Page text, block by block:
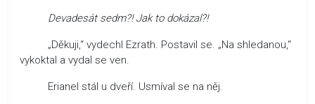
Devadesát sedm?! Jak to dokázal?!
„Děkuji,“ vydechl Ezrath. Postavil se. „Na shledanou,“
vykoktal a vydal se ven.
Erianel stál u dveří. Usmíval se na něj.